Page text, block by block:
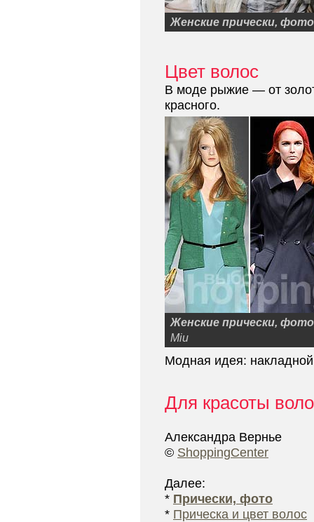
Женские прически, фото
Цвет волос
В моде рыжие — от
красного.
Женские прически, фото
Miu
Модная идея: накладной
Для красоты
Александра Вернье
© ShoppingCenter
Далее:
* Прически, фото
* Прическа и цвет волос